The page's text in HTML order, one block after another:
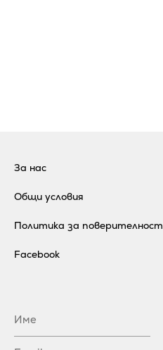
За нас
Общи условия
Политика за поверителност
Facebook